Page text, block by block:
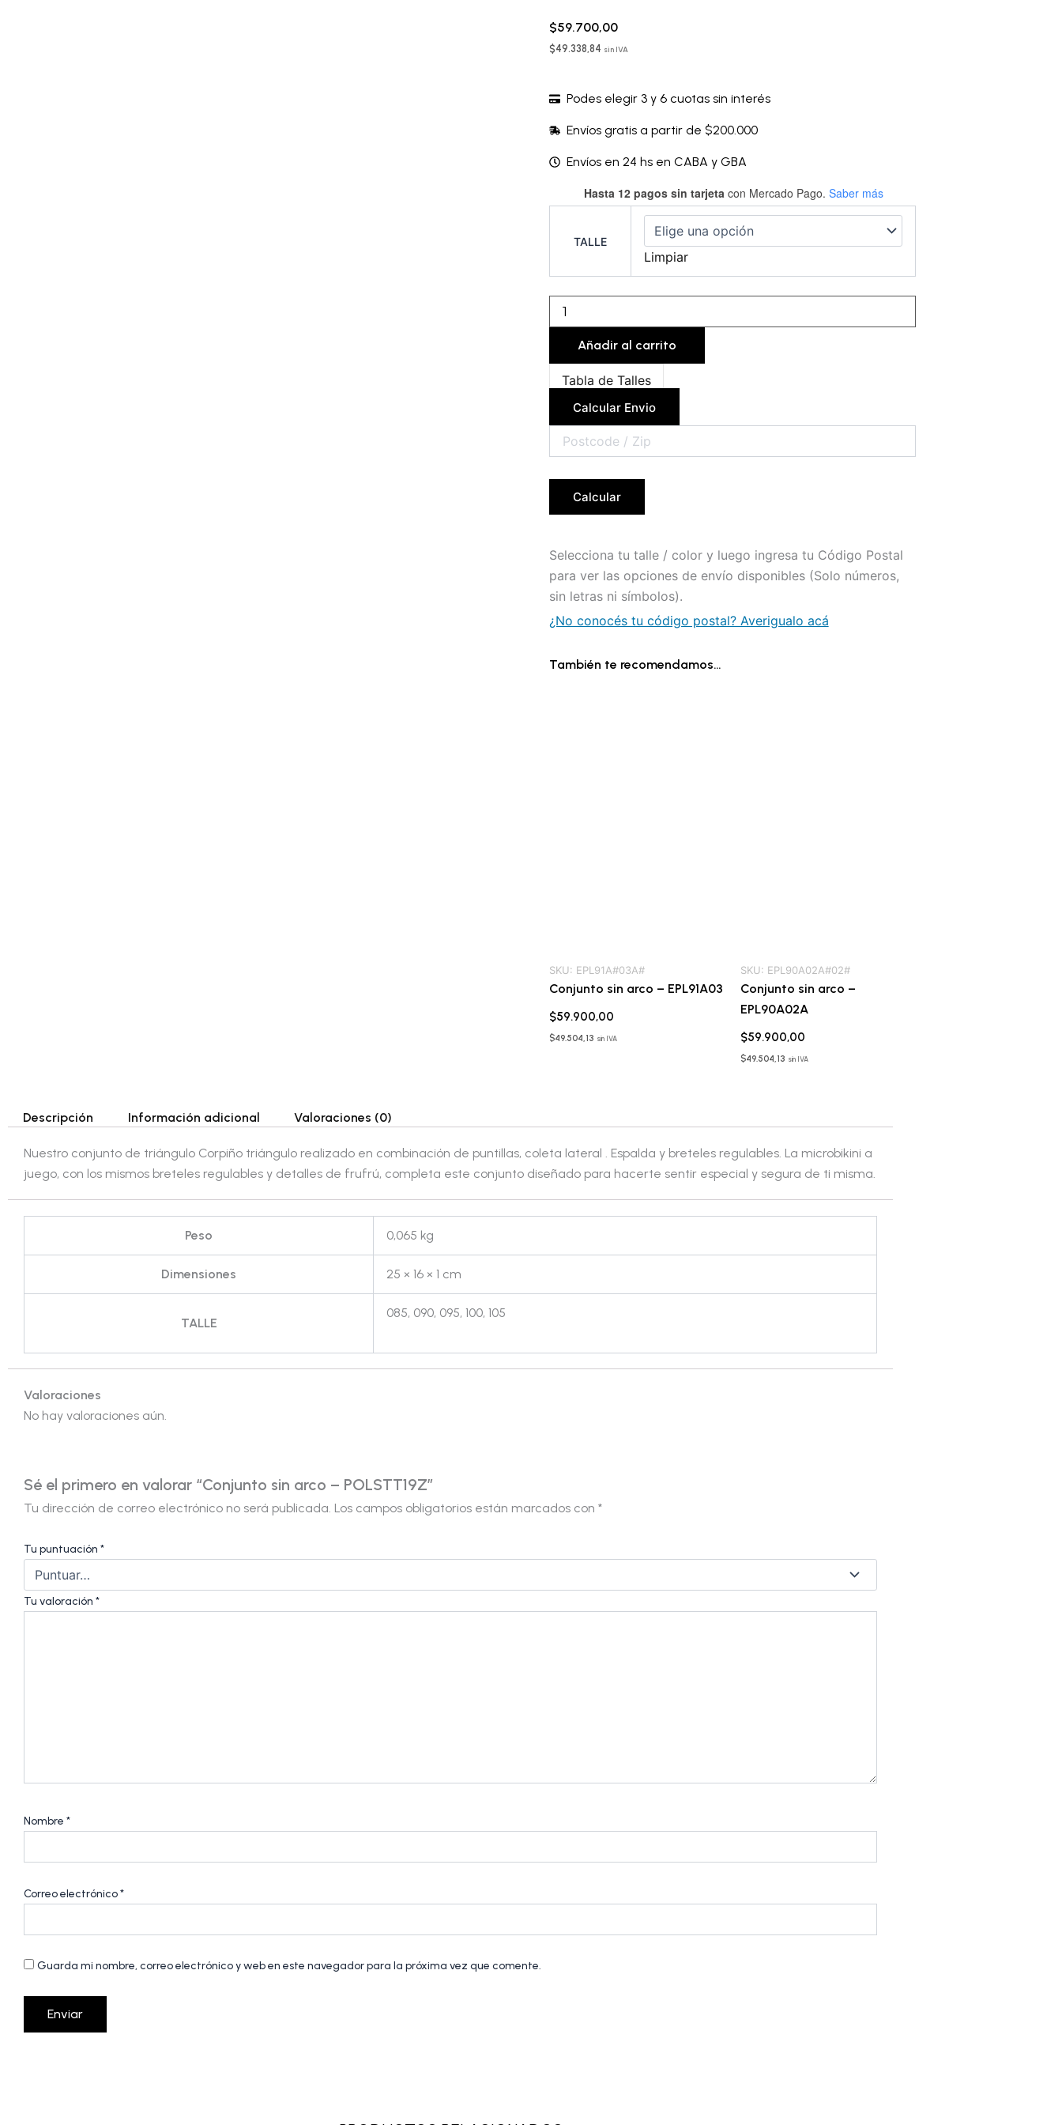
$59.700,00
$49.338,84 sin IVA
Podes elegir 3 y 6 cuotas sin interés
Envíos gratis a partir de $200.000
Envíos en 24 hs en CABA y GBA
Hasta 12 pagos sin tarjeta con Mercado Pago. Saber más
TALLE
Limpiar
Conjunto
sin
POLSTT19Z
Añadir al carrito
Tabla de Talles
Calcular Envio
Calcular
Selecciona tu talle / color y luego ingresa tu Código Postal
para ver las opciones de envío disponibles (Solo números,
sin letras ni símbolos).
¿No conocés tu código postal? Averigualo acá
También te recomendamos…
SKU: EPL91A#03A#
Conjunto sin arco – EPL91A03
$59.900,00
$49.504,13 sin IVA
SKU: EPL90A02A#02#
Conjunto sin arco –
EPL90A02A
$59.900,00
$49.504,13 sin IVA
Descripción Información adicional Valoraciones (0)
Nuestro conjunto de triángulo Corpiño triángulo realizado en combinación de puntillas, coleta lateral . Espalda y breteles regulables. La microbikini a
juego, con los mismos breteles regulables y detalles de frufrú, completa este conjunto diseñado para hacerte sentir especial y segura de ti misma.
Peso 0,065 kg
Dimensiones 25 × 16 × 1 cm
TALLE
085, 090, 095, 100, 105
Valoraciones
No hay valoraciones aún.
Sé el primero en valorar “Conjunto sin arco – POLSTT19Z”
Tu dirección de correo electrónico no será publicada. Los campos obligatorios están marcados con *
Tu puntuación *
Tu valoración *
Nombre *
Correo electrónico*
Guarda mi nombre, correo electrónico y web en este navegador para la próxima vez que comente.